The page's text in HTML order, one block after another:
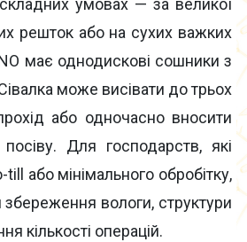
складних умовах — за великої
решток або на сухих важких
має однодискові сошники з
може висівати до трьох
або одночасно вносити
Для господарств, які
або мінімального обробітку,
вологи, структури
кількості операцій.